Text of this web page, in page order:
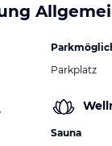
Parkplatz
Sauna